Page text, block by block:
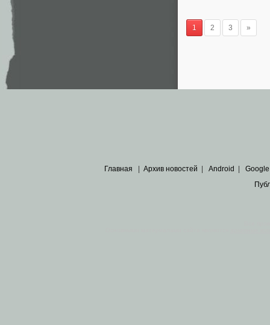
1 2 3 »
Главная Архив новостей Android Google